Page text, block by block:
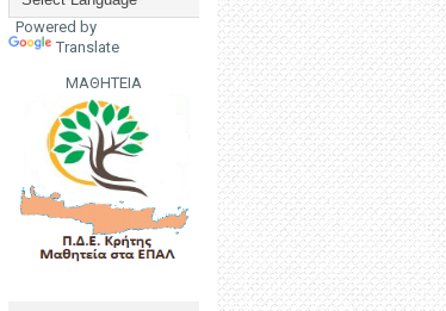
Powered by
Translate
ΜΑΘΗΤΕΙΑ